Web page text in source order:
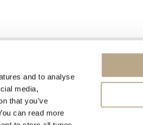
and to analyse
media,
that you’ve
can read more